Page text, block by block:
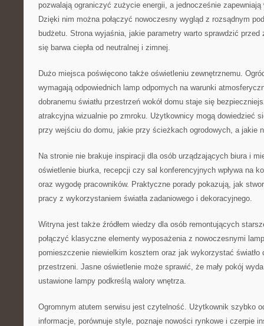
pozwalają ograniczyć zużycie energii, a jednocześnie
Dzięki nim można połączyć nowoczesny wygląd z rozsądnym
budżetu. Strona wyjaśnia, jakie parametry warto sprawdzić
się barwa ciepła od neutralnej i zimnej.
Dużo miejsca poświęcono także oświetleniu zewnętrznemu.
wymagają odpowiednich lamp odpornych na warunki
dobranemu światłu przestrzeń wokół domu staje się
atrakcyjna wizualnie po zmroku. Użytkownicy mogą dowiedzieć
przy wejściu do domu, jakie przy ścieżkach ogrodowych, a jakie
Na stronie nie brakuje inspiracji dla osób urządzających biura i
oświetlenie biurka, recepcji czy sal konferencyjnych wpływa na
oraz wygodę pracowników. Praktyczne porady pokazują, jak
pracy z wykorzystaniem światła zadaniowego i dekoracyjnego.
Witryna jest także źródłem wiedzy dla osób remontujących
połączyć klasyczne elementy wyposażenia z nowoczesnymi
pomieszczenie niewielkim kosztem oraz jak wykorzystać światło
przestrzeni. Jasne oświetlenie może sprawić, że mały pokój
ustawione lampy podkreślą walory wnętrza.
Ogromnym atutem serwisu jest czytelność. Użytkownik szybko
informacje, porównuje style, poznaje nowości rynkowe i czerpie